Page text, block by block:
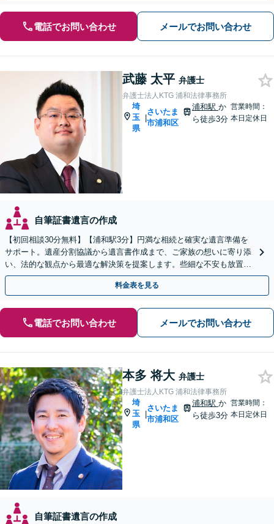
電話でお問い合わせ メールでお問い合わせ
武藤 太平 弁護士
弁護士法人KTG 浦和法律事務所
埼
玉
県
|
さいたま
市浦和区
浦和駅 か
ら徒歩3分
営業時間：
本日定休日
自筆証書遺言の作成
【初回相談30分無料】【浦和駅3分】円満な相続と確実な遺言準備を
サポート。遺産分割協議から遺言書作成まで、ご家族の想いに寄り添
い、法的な観点から最適な解決策を提案します。些細な不安も放置せ
ず、親族間のトラブルに発展する前にまずは弁護士へ
料金表を見る
電話でお問い合わせ メールでお問い合わせ
本多 将大 弁護士
弁護士法人KTG 浦和法律事務所
埼
玉
県
|
さいたま
市浦和区
浦和駅 か
ら徒歩3分
営業時間：
本日定休日
自筆証書遺言の作成